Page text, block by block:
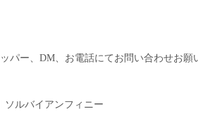
パー、DM、お電話にてお問い合わせお願
ソルバイアンフィニー